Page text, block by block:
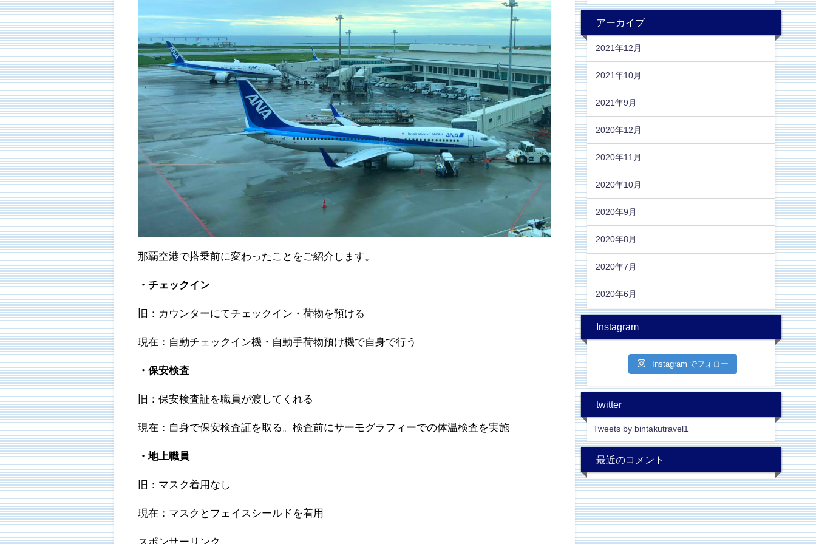
那覇空港で搭乗前に変わったことをご紹介します。
・チェックイン
旧：カウンターにてチェックイン・荷物を預ける
現在：自動チェックイン機・自動手荷物預け機で自身で行う
・保安検査
旧：保安検査証を職員が渡してくれる
現在：自身で保安検査証を取る。検査前にサーモグラフィーでの体温検査を実施
・地上職員
旧：マスク着用なし
現在：マスクとフェイスシールドを着用
スポンサーリンク
アーカイブ
2021年12月
2021年10月
2021年9月
2020年12月
2020年11月
2020年10月
2020年9月
2020年8月
2020年7月
2020年6月
Instagram
Instagram でフォロー
twitter
Tweets by bintakutravel1
最近のコメント